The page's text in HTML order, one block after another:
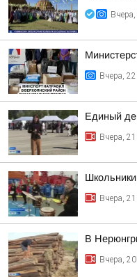
Вчера,
Единый
Вчера,
Вчера,
В
Вчера,